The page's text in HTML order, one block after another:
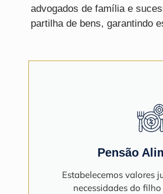
advogados de família e
partilha de bens, garantindo
Pensão
Estabelecemos valores
necessidades do